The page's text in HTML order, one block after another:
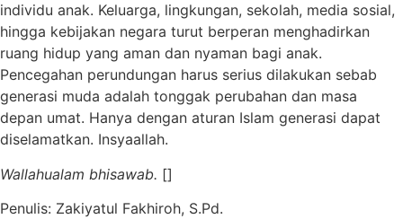
individu anak. Keluarga, lingkungan, sekolah, media sosial,
hingga kebijakan negara turut berperan menghadirkan
ruang hidup yang aman dan nyaman bagi anak.
Pencegahan perundungan harus serius dilakukan sebab
generasi muda adalah tonggak perubahan dan masa
depan umat. Hanya dengan aturan Islam generasi dapat
diselamatkan. Insyaallah.
Wallahualam bhisawab. []
Penulis: Zakiyatul Fakhiroh, S.Pd.